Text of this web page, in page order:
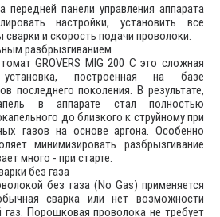
передней панели управления аппарата
настройки, установить все
и скорость подачи проволоки.
разбрызгиванием
GROVERS MIG 200 C это сложная
установка, построенная на базе
последнего поколения. В результате,
в аппарате стал полностью
до близкого к струйному при
газов на основе аргона. Особенно
минимизировать разбрызгивание
много - при старте.
без газа
без газа (No Gas) применяется
сварка или нет возможности
Порошковая проволока не требует